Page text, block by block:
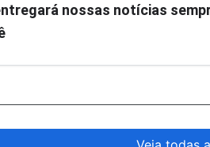
nossas notícias